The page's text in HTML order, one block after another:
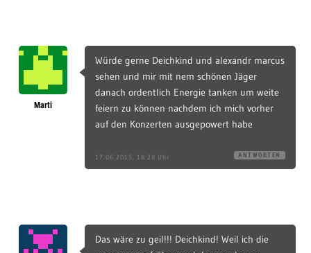
Marti
Würde gerne Deichkind und alexandr marcus
sehen und mir mit nem schönen Jäger
danach ordentlich Energie tanken um weite
feiern zu können nachdem ich mich vorher
auf den Konzerten ausgepowert habe
17.06.2015, 18:28 Uhr ANTWORTEN
Das wäre zu geil!!! Deichkind! Weil ich die